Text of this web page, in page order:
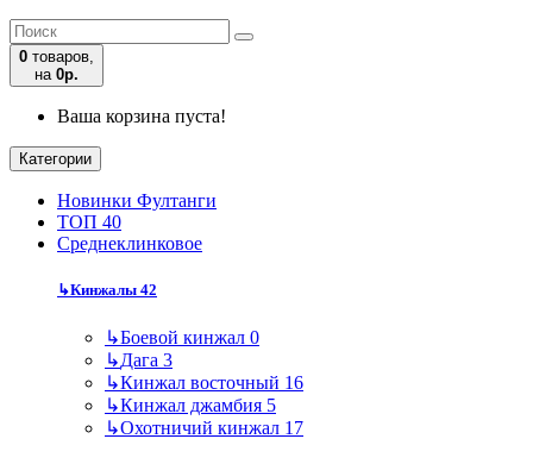
0 товаров,
на 0р.
Ваша корзина пуста!
Категории
Новинки Фултанги
ТОП 40
Среднеклинковое
↳Кинжалы 42
↳Боевой кинжал 0
↳Дага 3
↳Кинжал восточный 16
↳Кинжал джамбия 5
↳Охотничий кинжал 17